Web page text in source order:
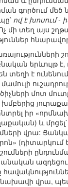
գործում մեծ
ով է խոսում -
մի տեղ այս
երևույթ
տեղի է ունենում
մոտ
իր
և մրցել`
վրա:
(դիտարկում
վրա,